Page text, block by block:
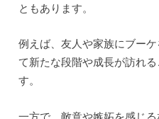
ともあります。
例えば、友人や家族にブー
て新たな段階や成長が訪れ
す。
一方で、敵意や嫉妬を感じ